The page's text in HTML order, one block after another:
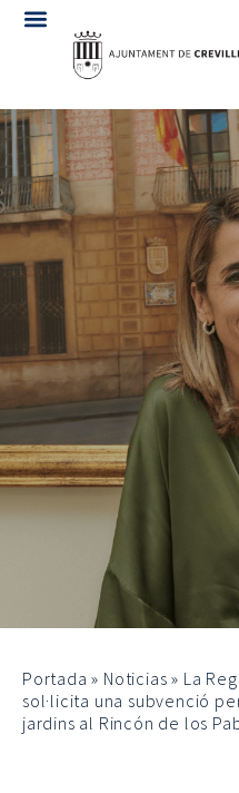
Portada » Noticias » La
sol·licita una subvenció
jardins al Rincón de los